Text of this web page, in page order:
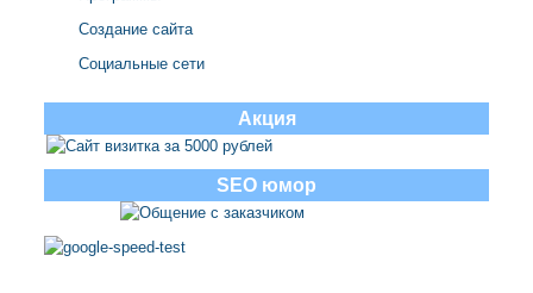
Создание сайта
Социальные сети
Акция
SEO юмор